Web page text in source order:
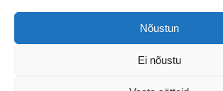
Nõustun
Ei nõustu
Teksti- ja andmekaeve